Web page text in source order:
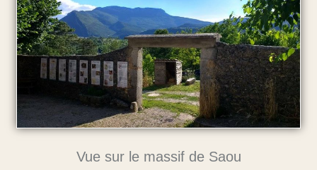
Vue sur le massif de Saou